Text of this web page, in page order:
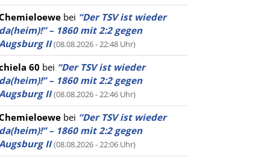
bei “Der TSV ist wieder
– 1860 mit 2:2 gegen
II (08.08.2026 - 22:48 Uhr)
60 bei “Der TSV ist wieder
– 1860 mit 2:2 gegen
II (08.08.2026 - 22:46 Uhr)
bei “Der TSV ist wieder
– 1860 mit 2:2 gegen
II (08.08.2026 - 22:06 Uhr)